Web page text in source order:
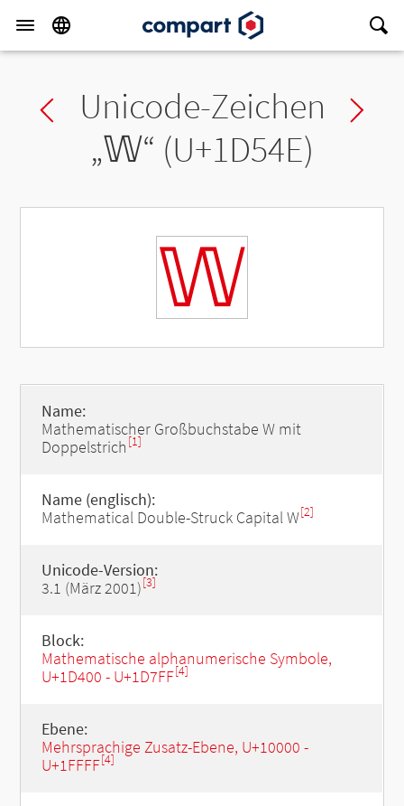
Previous char
Unicode-Zeichen
„𝕎“ (U+1D54E)
𝕎
Name:
Mathematischer Großbuchstabe W mit
Doppelstrich [1]
Name (englisch):
Mathematical Double-Struck Capital W[2]
Unicode-Version:
3.1 (März 2001)[3]
Block:
Mathematische alphanumerische Symbole,
U+1D400 - U+1D7FF[4]
Ebene:
Mehrsprachige Zusatz-Ebene, U+10000 -
U+1FFFF[4]